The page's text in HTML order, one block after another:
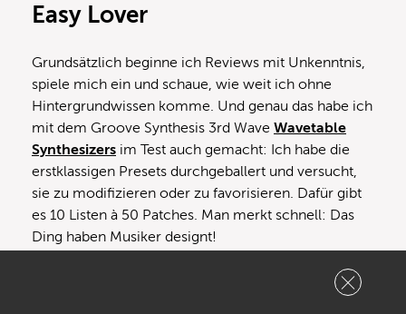
Easy Lover
Grundsätzlich beginne ich Reviews mit Unkenntnis,
spiele mich ein und schaue, wie weit ich ohne
Hintergrundwissen komme. Und genau das habe ich
mit dem Groove Synthesis 3rd Wave Wavetable
Synthesizers im Test auch gemacht: Ich habe die
erstklassigen Presets durchgeballert und versucht,
sie zu modifizieren oder zu favorisieren. Dafür gibt
es 10 Listen à 50 Patches. Man merkt schnell: Das
Ding haben Musiker designt!